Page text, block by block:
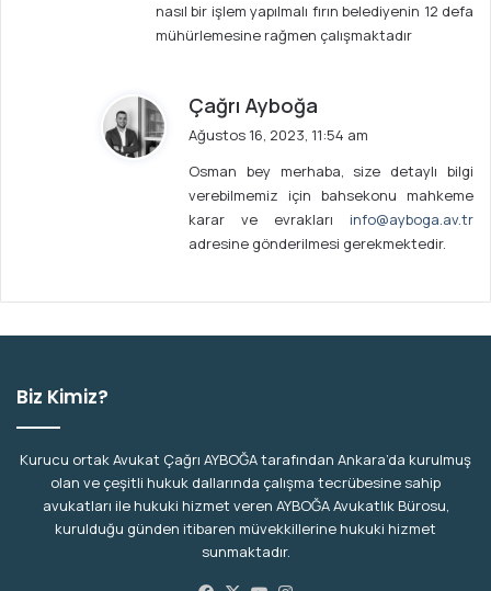
nasıl bir işlem yapılmalı fırın belediyenin 12 defa
mühürlemesine rağmen çalışmaktadır
Çağrı Ayboğa
i
k
i
:
Ağustos 16, 2023, 11:54 am
Osman bey merhaba, size detaylı bilgi
verebilmemiz için bahsekonu mahkeme
karar ve evrakları info@ayboga.av.tr
adresine gönderilmesi gerekmektedir.
Biz Kimiz?
Kurucu ortak Avukat Çağrı AYBOĞA tarafından Ankara’da kurulmuş
olan ve çeşitli hukuk dallarında çalışma tecrübesine sahip
avukatları ile hukuki hizmet veren AYBOĞA Avukatlık Bürosu,
kurulduğu günden itibaren müvekkillerine hukuki hizmet
sunmaktadır.